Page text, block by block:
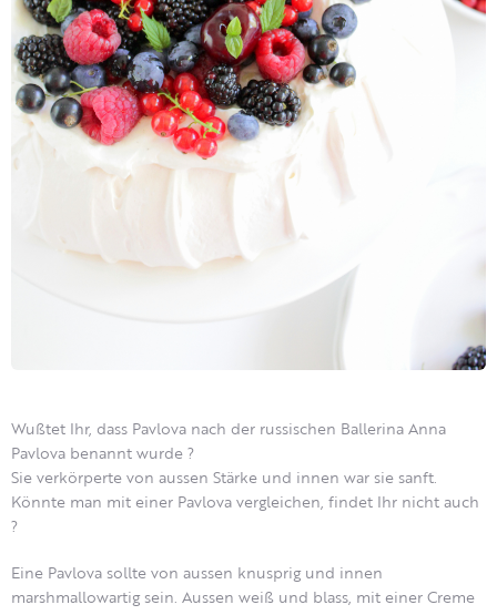
Wußtet Ihr, dass Pavlova nach der russischen Ballerina Anna
Pavlova benannt wurde ?
Sie verkörperte von aussen Stärke und innen war sie sanft.
Könnte man mit einer Pavlova vergleichen, findet Ihr nicht auch
?
Eine Pavlova sollte von aussen knusprig und innen
marshmallowartig sein. Aussen weiß und blass, mit einer Creme